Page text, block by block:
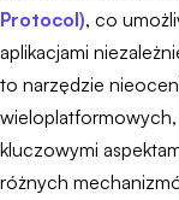
Protocol), co
aplikacjami
to narzędzie
kluczowymi
różnych